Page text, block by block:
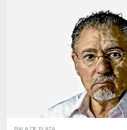
BALA DE PLATA